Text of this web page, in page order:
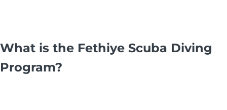
What is the Fethiye Scuba Diving
Program?